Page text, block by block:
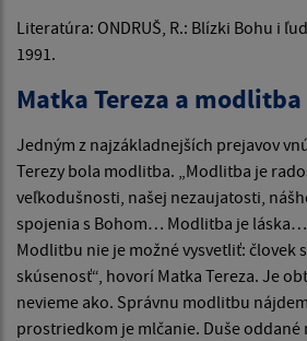
Literatúra: ONDRUŠ, R.: Blízki Bohu i
1991.
Matka Tereza a modlitba
Jedným z najzákladnejších prejavov
Terezy bola modlitba. „Modlitba je
veľkodušnosti, našej nezaujatosti,
spojenia s Bohom… Modlitba je
Modlitbu nie je možné vysvetliť: človek
skúsenosť“, hovorí Matka Tereza. Je
nevieme ako. Správnu modlitbu
prostriedkom je mlčanie. Duše